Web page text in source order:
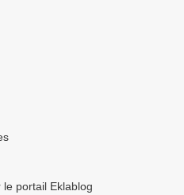
portail Eklablog